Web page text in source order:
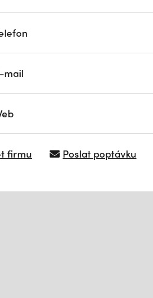
mail
firmu Poslat poptávku